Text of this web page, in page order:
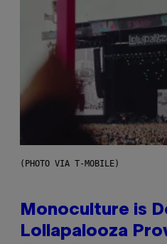
(PHOTO VIA T-MOBILE)
Monoculture is
Lollapalooza